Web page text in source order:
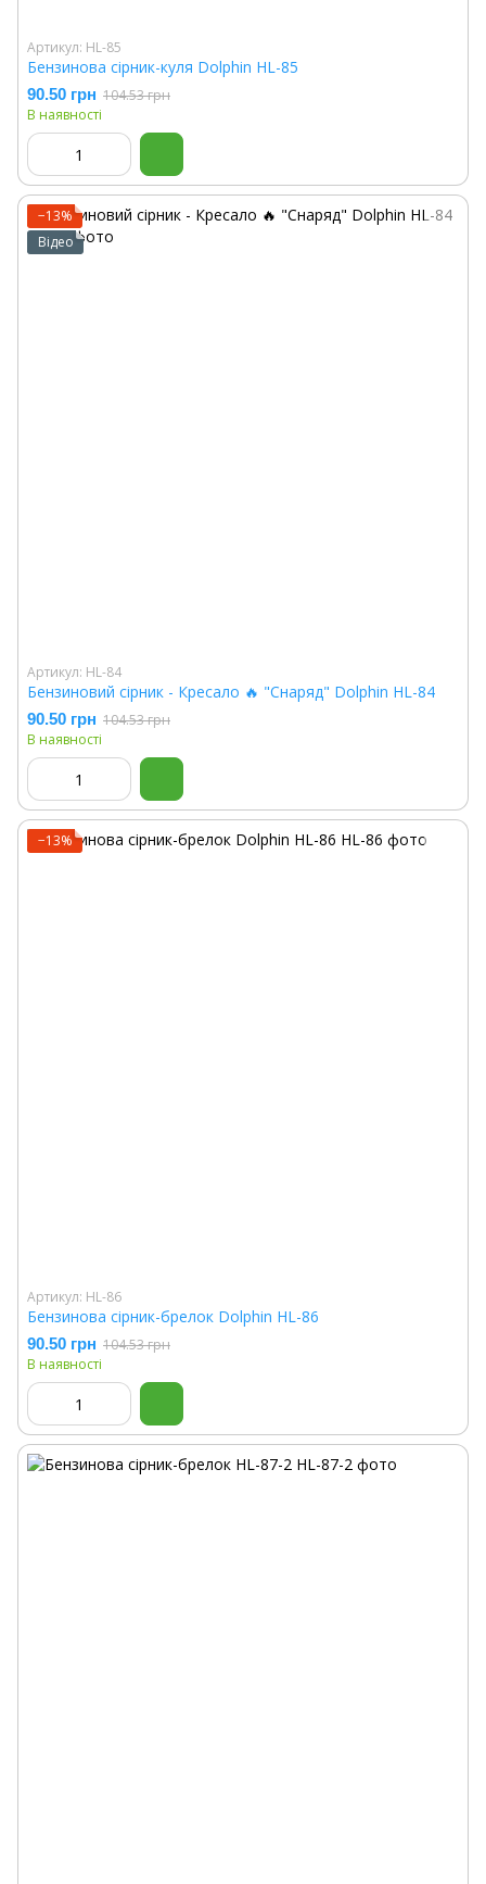
Артикул: HL-85
Бензинова сірник-куля Dolphin HL-85
90.50 грн 104.53 грн
В наявності
−13%
Відео
Артикул: HL-84
Бензиновий сірник - Кресало 🔥 "Снаряд" Dolphin HL-84
90.50 грн 104.53 грн
В наявності
−13%
Артикул: HL-86
Бензинова сірник-брелок Dolphin HL-86
90.50 грн 104.53 грн
В наявності